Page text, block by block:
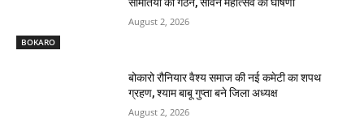
BOKARO
August 2, 2026
बोकारो रौनियार वैश्य समाज की नई कमेटी का शपथ
ग्रहण, श्याम बाबू गुप्ता बने जिला अध्यक्ष
August 2, 2026